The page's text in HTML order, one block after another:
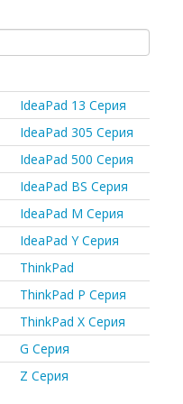
IdeaPad 13 Серия
IdeaPad 305 Серия
IdeaPad 500 Серия
IdeaPad BS Серия
IdeaPad M Серия
IdeaPad Y Серия
ThinkPad
ThinkPad P Серия
ThinkPad X Серия
G Серия
Z Серия